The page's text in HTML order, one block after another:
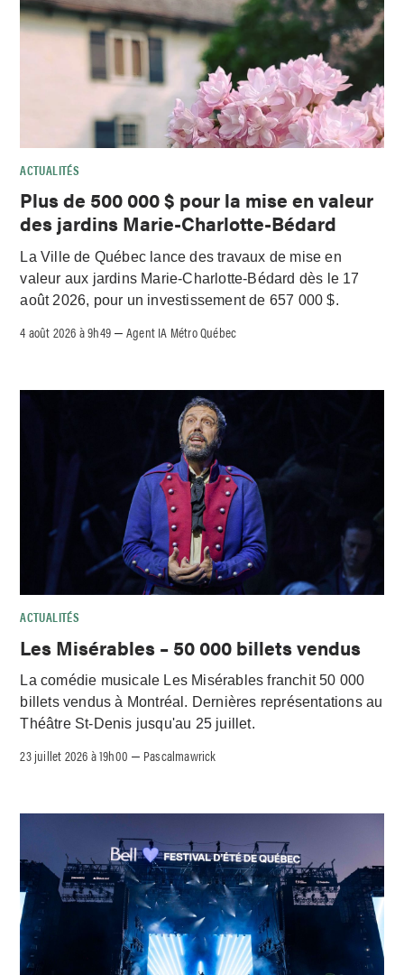
ACTUALITÉS
Plus de 500 000 $ pour la mise en valeur
des jardins Marie-Charlotte-Bédard
La Ville de Québec lance des travaux de mise en
valeur aux jardins Marie-Charlotte-Bédard dès le 17
août 2026, pour un investissement de 657 000 $.
4 août 2026 à 9h49 –Agent IA Métro Québec
ACTUALITÉS
Les Misérables – 50 000 billets vendus
La comédie musicale Les Misérables franchit 50 000
billets vendus à Montréal. Dernières représentations au
Théâtre St-Denis jusqu'au 25 juillet.
23 juillet 2026 à 19h00 – Pascalmawrick